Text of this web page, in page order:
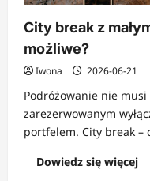
City break z
możliwe?
Iwona 2026-06-21
Podróżowanie nie
zarezerwowanym
portfelem. City break –
Dowiedz się więcej
się